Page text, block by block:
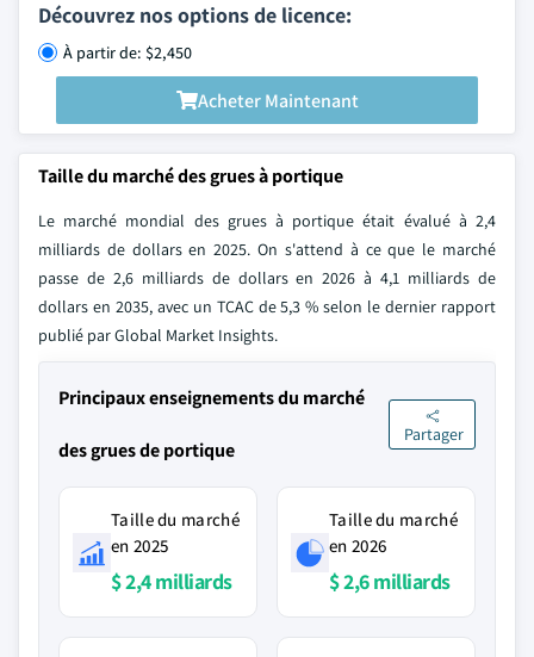
Découvrez nos options de licence:
À partir de: $2,450
Acheter Maintenant
Taille du marché des grues à portique
Le marché mondial des grues à portique était évalué à 2,4
milliards de dollars en 2025. On s'attend à ce que le marché
passe de 2,6 milliards de dollars en 2026 à 4,1 milliards de
dollars en 2035, avec un TCAC de 5,3 % selon le dernier rapport
publié par Global Market Insights.
Principaux enseignements du marché
des grues de portique
Partager
Taille du marché
en 2025
$ 2,4 milliards
Taille du marché
en 2026
$ 2,6 milliards